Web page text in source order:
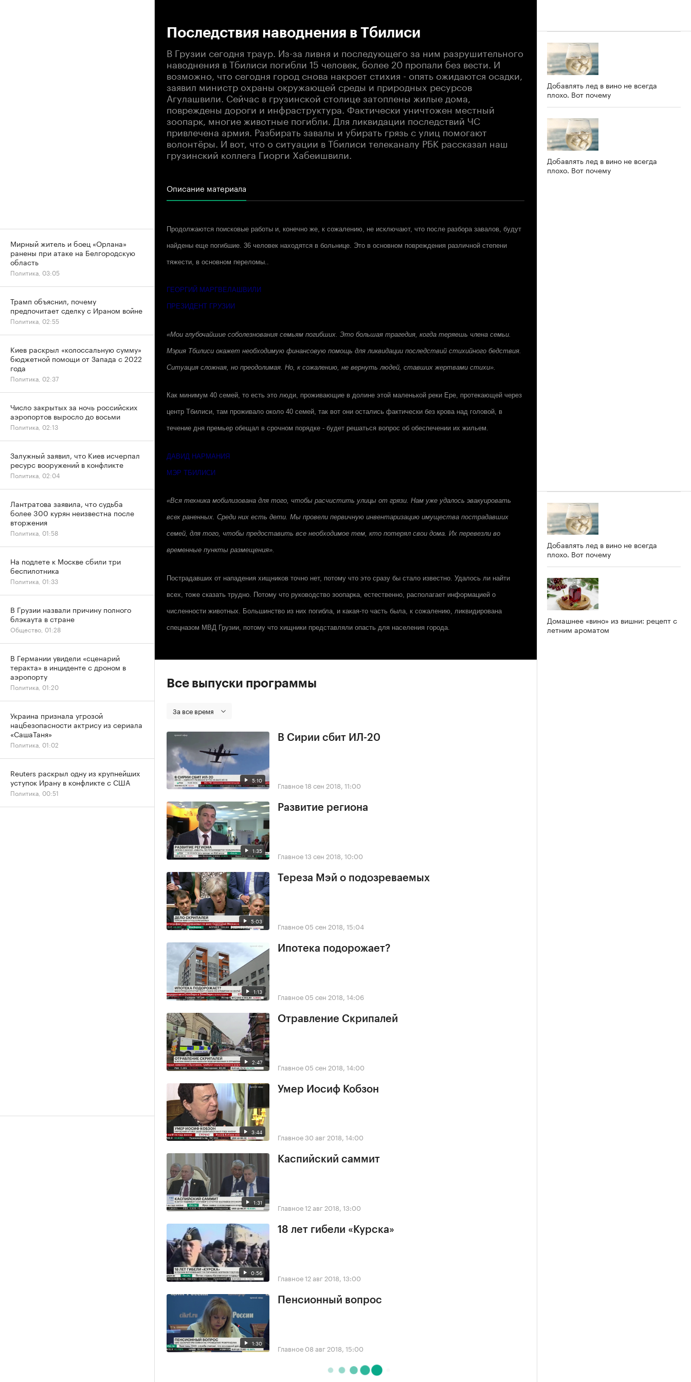
Последствия наводнения в Тбилиси
В Грузии сегодня траур. Из-за ливня и последующего за ним разрушительного
наводнения в Тбилиси погибли 15 человек, более 20 пропали без вести. И
возможно, что сегодня город снова накроет стихия - опять ожидаются осадки,
заявил министр охраны окружающей среды и природных ресурсов
Агулашвили. Сейчас в грузинской столице затоплены жилые дома,
повреждены дороги и инфраструктура. Фактически уничтожен местный
зоопарк, многие животные погибли. Для ликвидации последствий ЧС
привлечена армия. Разбирать завалы и убирать грязь с улиц помогают
волонтёры. И вот, что о ситуации в Тбилиси телеканалу РБК рассказал наш
грузинский коллега Гиорги Хабеишвили.
Описание материала
Продолжаются поисковые работы и, конечно же, к сожалению, не исключают, что после разбора завалов, будут
найдены еще погибшие. 36 человек находятся в больнице. Это в основном повреждения различной степени
тяжести, в основном переломы..
ГЕОРГИЙ МАРГВЕЛАШВИЛИ
ПРЕЗИДЕНТ ГРУЗИИ
«Мои глубочайшие соболезнования семьям погибших. Это большая трагедия, когда теряешь члена семьи.
Мэрия Тбилиси окажет необходимую финансовую помощь для ликвидации последствий стихийного бедствия.
Ситуация сложная, но преодолимая. Но, к сожалению, не вернуть людей, ставших жертвами стихи».
Как минимум 40 семей, то есть это люди, проживающие в долине этой маленькой реки Ере, протекающей через
центр Тбилиси, там проживало около 40 семей, так вот они остались фактически без крова над головой, в
течение дня премьер обещал в срочном порядке - будет решаться вопрос об обеспечении их жильем.
ДАВИД НАРМАНИЯ
МЭР ТБИЛИСИ
«Вся техника мобилизована для того, чтобы расчистить улицы от грязи. Нам уже удалось эвакуировать
всех раненных. Среди них есть дети. Мы провели первичную инвентаризацию имущества пострадавших
семей, для того, чтобы предоставить все необходимое тем, кто потерял свои дома. Их перевезли во
временные пункты размещения».
Пострадавших от нападения хищников точно нет, потому что это сразу бы стало известно. Удалось ли найти
всех, тоже сказать трудно. Потому что руководство зоопарка, естественно, располагает информацией о
численности животных. Большинство из них погибла, и какая-то часть была, к сожалению, ликвидирована
спецназом МВД Грузии, потому что хищники представляли опасть для населения города.
Все выпуски программы
За все время
5:10
В Сирии сбит ИЛ-20
Главное18 сен 2018, 11:00
1:35
Развитие региона
Главное13 сен 2018, 10:00
5:03
Тереза Мэй о подозреваемых
Главное 05 сен 2018, 15:04
1:13
Ипотека подорожает?
Главное 05 сен 2018, 14:06
2:47
Отравление Скрипалей
Главное 05 сен 2018, 14:00
3:44
Умер Иосиф Кобзон
Главное30 авг 2018, 14:00
1:31
Каспийский саммит
Главное12 авг 2018, 13:00
0:56
18 лет гибели «Курска»
Главное12 авг 2018, 13:00
1:30
Пенсионный вопрос
Главное 08 авг 2018, 15:00
Добавлять лед в вино не всегда
плохо. Вот почему
Добавлять лед в вино не всегда
плохо. Вот почему
Добавлять лед в вино не всегда
плохо. Вот почему
Домашнее «вино» из вишни: рецепт с
летним ароматом
Мирный житель и боец «Орлана»
ранены при атаке на Белгородскую
область
Политика, 03:05
Трамп объяснил, почему
предпочитает сделку с Ираном войне
Политика, 02:55
Киев раскрыл «колоссальную сумму»
бюджетной помощи от Запада с 2022
года
Политика, 02:37
Число закрытых за ночь российских
аэропортов выросло до восьми
Политика, 02:13
Залужный заявил, что Киев исчерпал
ресурс вооружений в конфликте
Политика, 02:04
Лантратова заявила, что судьба
более 300 курян неизвестна после
вторжения
Политика, 01:58
На подлете к Москве сбили три
беспилотника
Политика, 01:33
В Грузии назвали причину полного
блэкаута в стране
Общество, 01:28
В Германии увидели «сценарий
теракта» в инциденте с дроном в
аэропорту
Политика, 01:20
Украина признала угрозой
нацбезопасности актрису из сериала
«СашаТаня»
Политика, 01:02
Reuters раскрыл одну из крупнейших
уступок Ирану в конфликте с США
Политика, 00:51